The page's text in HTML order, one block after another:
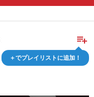
playlist_add
＋でプレイリストに追加！